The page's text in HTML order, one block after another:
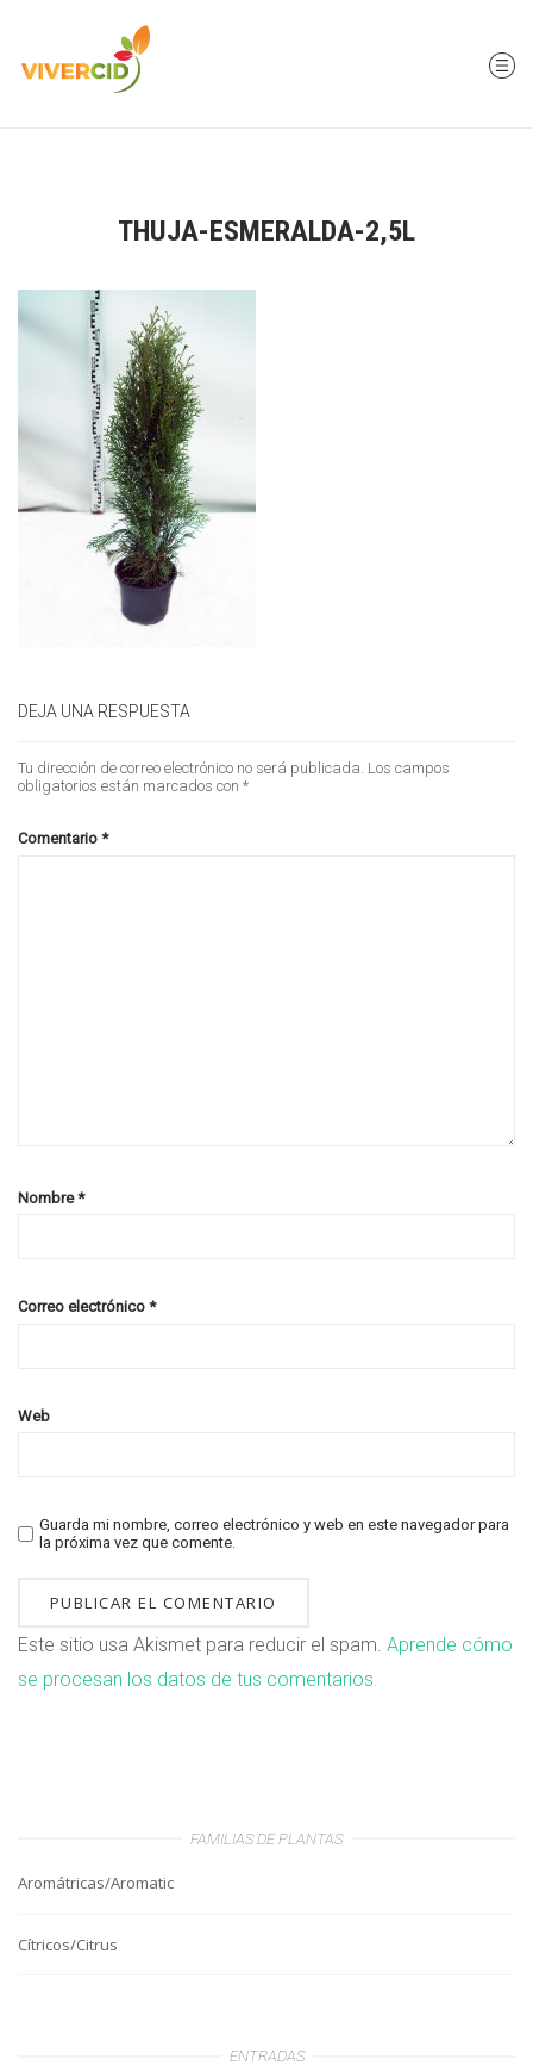
THUJA-ESMERALDA-2,5L
DEJA UNA RESPUESTA
Tu dirección de correo electrónico no será publicada. Los campos
obligatorios están marcados con *
Comentario *
Nombre*
Correo electrónico *
Web
Guarda mi nombre, correo electrónico y web en este navegador para
la próxima vez que comente.
Este sitio usa Akismet para reducir el spam. Aprende cómo
se procesan los datos de tus comentarios.
FAMILIAS DE PLANTAS
Aromátricas/Aromatic
Cítricos/Citrus
ENTRADAS